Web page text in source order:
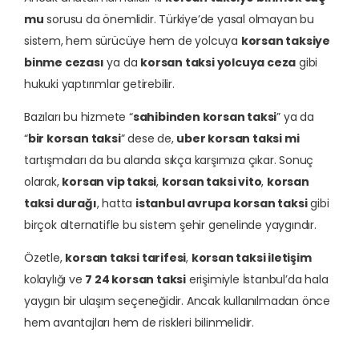
mu sorusu da önemlidir. Türkiye’de yasal olmayan bu
sistem, hem sürücüye hem de yolcuya korsan taksiye
binme cezası ya da korsan taksi yolcuya ceza gibi
hukuki yaptırımlar getirebilir.
Bazıları bu hizmete “sahibinden korsan taksi” ya da
“bir korsan taksi” dese de, uber korsan taksi mi
tartışmaları da bu alanda sıkça karşımıza çıkar. Sonuç
olarak, korsan vip taksi, korsan taksi vito, korsan
taksi durağı, hatta istanbul avrupa korsan taksigibi
birçok alternatifle bu sistem şehir genelinde yaygındır.
Özetle, korsan taksi tarifesi, korsan taksi iletişim
kolaylığı ve 7 24 korsan taksi erişimiyle İstanbul’da hala
yaygın bir ulaşım seçeneğidir. Ancak kullanılmadan önce
hem avantajları hem de riskleri bilinmelidir.